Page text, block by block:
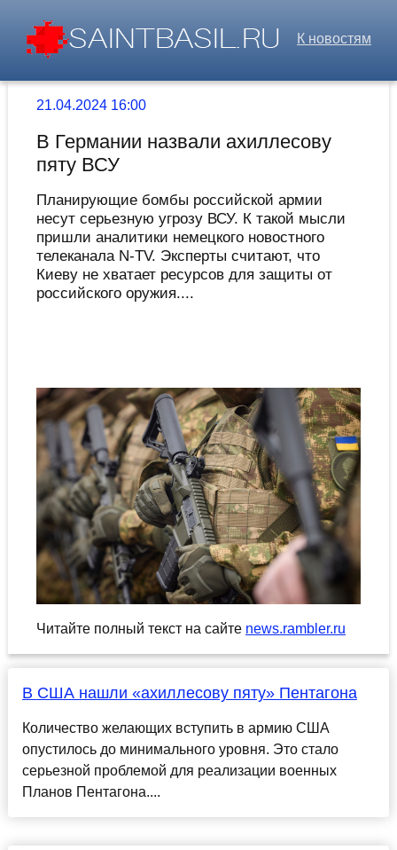
К новостям
21.04.2024 16:00
В Германии назвали ахиллесову
пяту ВСУ
Планирующие бомбы российской армии
несут серьезную угрозу ВСУ. К такой мысли
пришли аналитики немецкого новостного
телеканала N-TV. Эксперты считают, что
Киеву не хватает ресурсов для защиты от
российского оружия....
Читайте полный текст на сайте news.rambler.ru
В США нашли «ахиллесову пяту» Пентагона
Количество желающих вступить в армию США
опустилось до минимального уровня. Это стало
серьезной проблемой для реализации военных
Планов Пентагона....